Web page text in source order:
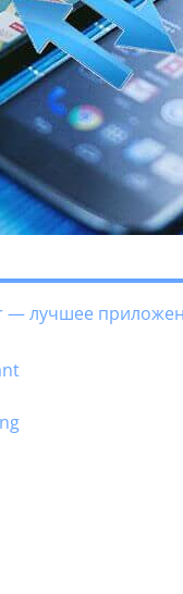
— лучшее